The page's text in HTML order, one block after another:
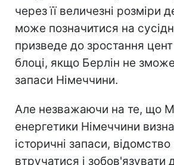
через її величезні розміри
може позначитися на
призведе до зростання
блоці, якщо Берлін не
запаси Німеччини.
Але незважаючи на те, що
енергетики Німеччини
історичні запаси,
втручатися і зобов'язувати